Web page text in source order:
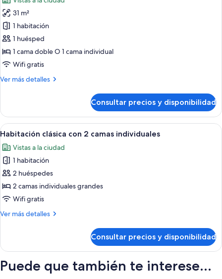
individuales
individual,
cama
doble
o
2
individuales
las
fotos
de
Habitación
Premium
doble
uso
31 m²
1 habitación
1 huésped
1 cama doble O 1 cama individual
Wifi gratis
Ver más detalles
Más
Premium
doble
de
individual
Consultar precios y disponibilidad
Abrir
todas
las
fotos
de
Habitación
clásica
2
Una habitación de hotel moderna
2
Habitación clásica con 2 camas individuales
Vistas a la ciudad
1 habitación
2 huéspedes
2 camas individuales grandes
Wifi gratis
Ver más detalles
Más
clásica
2
Consultar precios y disponibilidad
Puede que también te interese...